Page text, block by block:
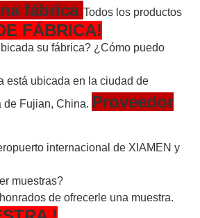
fábrica Todos los productos
FÁBRICA!
su fábrica? ¿Cómo puedo
está ubicada en la ciudad de
de Fujian, China. Proveedor
internacional de XIAMEN y
muestras?
de ofrecerle una muestra.